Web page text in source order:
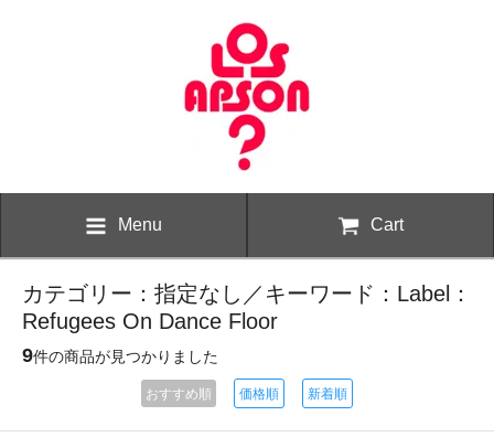
Menu Cart
カテゴリー：指定なし／キーワード：Label：
Refugees On Dance Floor
9件の商品が見つかりました
おすすめ順 価格順 新着順